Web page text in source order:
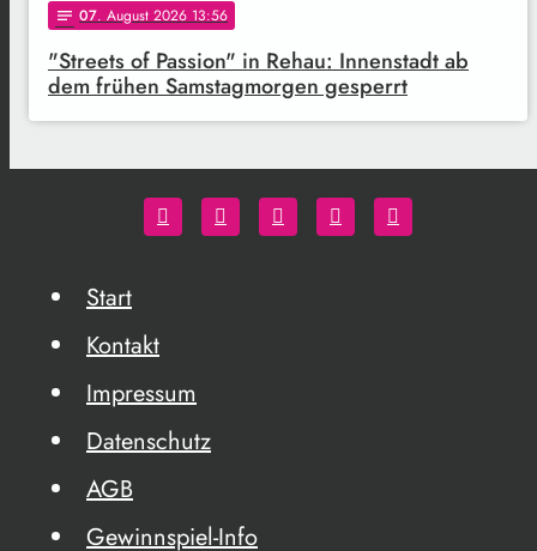
notes 07. August 2026 13:56
"Streets of Passion" in Rehau: Innenstadt ab
dem frühen Samstagmorgen gesperrt
Start
Kontakt
Impressum
Datenschutz
AGB
Gewinnspiel-Info